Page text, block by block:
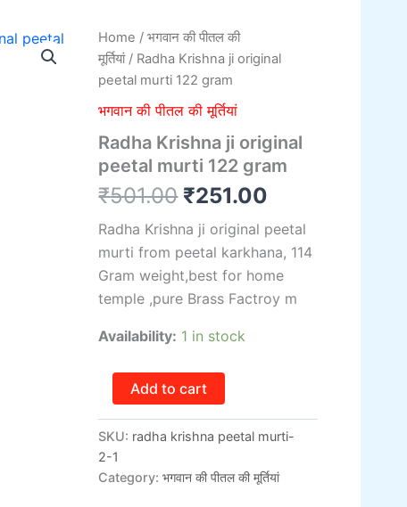
Home /भगवान की पीतल की
मूर्तियां/ Radha Krishna ji original
peetal murti 122 gram
भगवान की पीतल की मूर्तियां
Radha Krishna ji original
peetal murti 122 gram
₹501.00
Original
price
was:
₹501.00.
₹251.00
₹251.00.
Radha Krishna ji original peetal
murti from peetal karkhana, 114
Gram weight,best for home
temple ,pure Brass Factroy m
Availability: 1 in stock
Radha
Krishna
ji
original
peetal
122
gram
quantity
Add to cart
SKU: radha krishna peetal murti-
2-1
Category:भगवान की पीतल की मूर्तियां